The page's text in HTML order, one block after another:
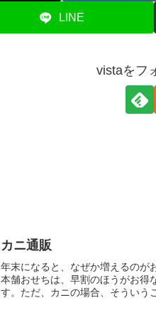
LINE
vistaをフ
カニ通販
年末になると、なぜか増えるのが
本舗おせちは、早割のほうがお得
す。ただ、カニの場合、そういう